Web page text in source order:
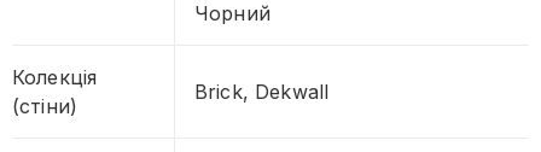
Чорний
Колекція
(стіни)
Brick, Dekwall